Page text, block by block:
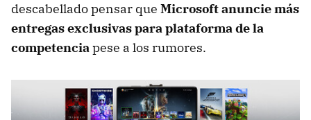
descabellado pensar que Microsoft anuncie más
entregas exclusivas para plataforma de la
competenciapese a los rumores.